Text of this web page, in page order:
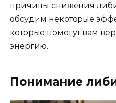
причины снижения
обсудим некоторые
которые помогут вам
энергию.
Понимание